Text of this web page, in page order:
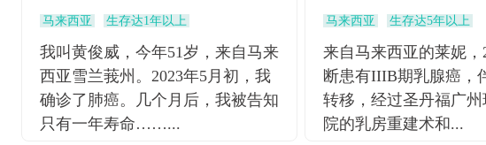
马来西亚 生存达1年以上
我叫黄俊威，今年51岁，来自马来
西亚雪兰莪州。2023年5月初，我
确诊了肺癌。几个月后，我被告知
只有一年寿命……...
马来西亚 生存达5年以上
来自马来西亚的莱妮，
断患有IIIB期乳腺癌，
转移，经过圣丹福广
院的乳房重建术和...